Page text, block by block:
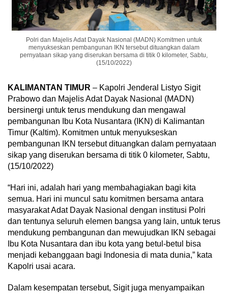
Polri dan Majelis Adat Dayak Nasional (MADN) Komitmen untuk
menyukseskan pembangunan IKN tersebut dituangkan dalam
pernyataan sikap yang diserukan bersama di titik 0 kilometer, Sabtu,
(15/10/2022)
KALIMANTAN TIMUR – Kapolri Jenderal Listyo Sigit
Prabowo dan Majelis Adat Dayak Nasional (MADN)
bersinergi untuk terus mendukung dan mengawal
pembangunan Ibu Kota Nusantara (IKN) di Kalimantan
Timur (Kaltim). Komitmen untuk menyukseskan
pembangunan IKN tersebut dituangkan dalam pernyataan
sikap yang diserukan bersama di titik 0 kilometer, Sabtu,
(15/10/2022)
“Hari ini, adalah hari yang membahagiakan bagi kita
semua. Hari ini muncul satu komitmen bersama antara
masyarakat Adat Dayak Nasional dengan institusi Polri
dan tentunya seluruh elemen bangsa yang lain, untuk terus
mendukung pembangunan dan mewujudkan IKN sebagai
Ibu Kota Nusantara dan ibu kota yang betul-betul bisa
menjadi kebanggaan bagi Indonesia di mata dunia,” kata
Kapolri usai acara.
Dalam kesempatan tersebut, Sigit juga menyampaikan